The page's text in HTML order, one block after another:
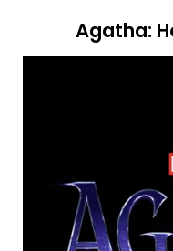
Agatha: